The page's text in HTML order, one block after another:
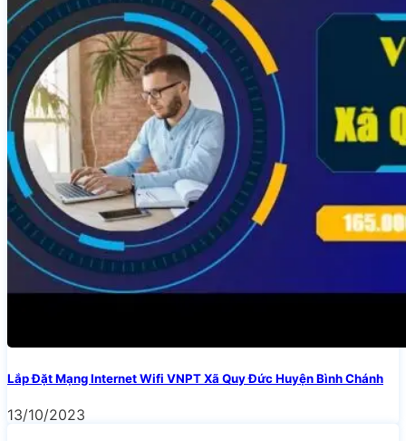
Lắp Đặt Mạng Internet Wifi VNPT Xã Quy Đức Huyện Bình Chánh
13/10/2023